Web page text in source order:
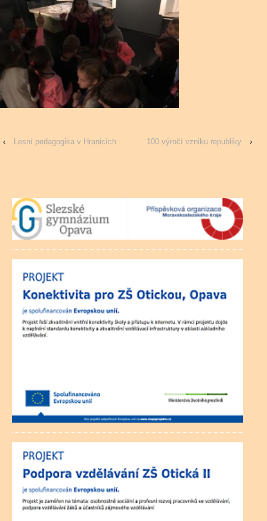
‹ Lesní pedagogika v Hranicích 100.výročí vzniku republiky ›